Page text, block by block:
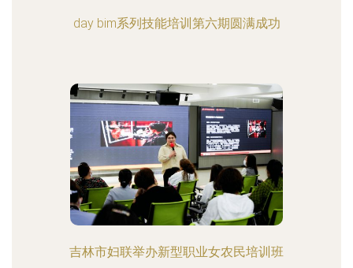
day bim系列技能培训第六期圆满成功
吉林市妇联举办新型职业女农民培训班